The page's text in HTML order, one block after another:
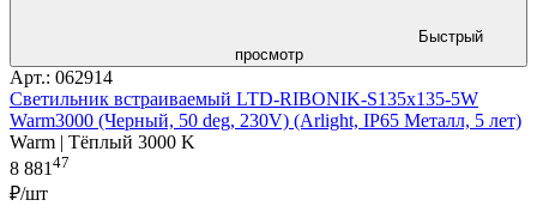
Быстрый
просмотр
Арт.: 062914
Светильник встраиваемый LTD-RIBONIK-S135x135-5W
Warm3000 (Черный, 50 deg, 230V) (Arlight, IP65 Металл, 5 лет)
Warm | Тёплый 3000 K
8 881 47
₽/шт